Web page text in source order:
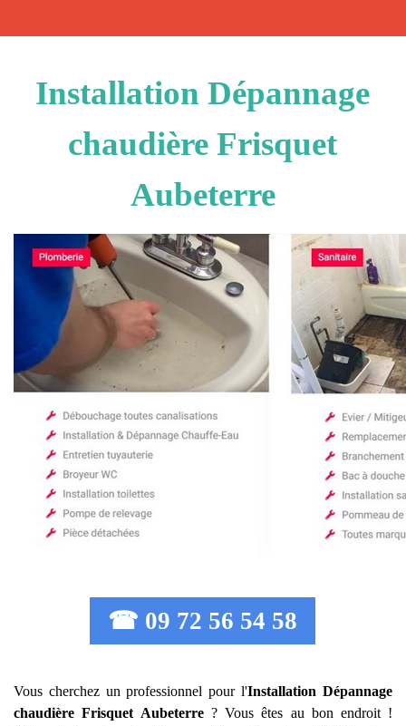
Installation Dépannage
chaudière Frisquet
Aubeterre
☎ 09 72 56 54 58
Vous cherchez un professionnel pour l'Installation Dépannage
chaudière Frisquet Aubeterre ? Vous êtes au bon endroit !